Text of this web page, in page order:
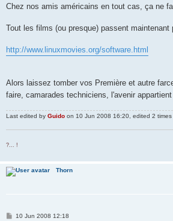
Chez nos amis américains en tout cas, ça ne
Tout les films (ou presque) passent maintenant
http://www.linuxmovies.org/software.html
Alors laissez tomber vos Première et autre
faire, camarades techniciens, l'avenir
Last edited by Guido on 10 Jun 2008 16:20, edited 2 times
?... !
Thorn
P10 Jun 2008 12:18